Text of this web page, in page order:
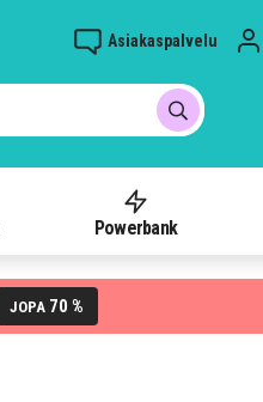
Asiakaspalvelu
Powerbank
JOPA 70 %